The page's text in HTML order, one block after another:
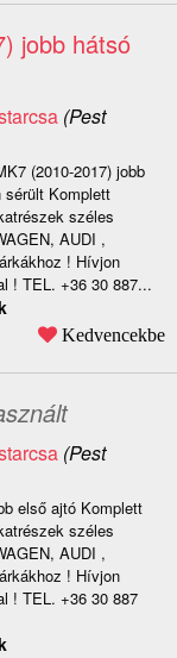
jobb hátsó
(Pest
(2010-2017) jobb
sérült Komplett
széles
AUDI ,
! Hívjon
! TEL. +36 30 887...
Kedvencekbe
(Pest
első ajtó Komplett
széles
AUDI ,
! Hívjon
! TEL. +36 30 887